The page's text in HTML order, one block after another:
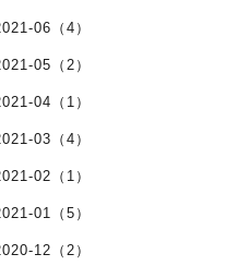
06（4）
05（2）
04（1）
03（4）
02（1）
01（5）
12（2）